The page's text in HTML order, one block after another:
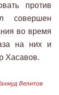
против
совершен
во время
на них и
Хасавов.
Велитов